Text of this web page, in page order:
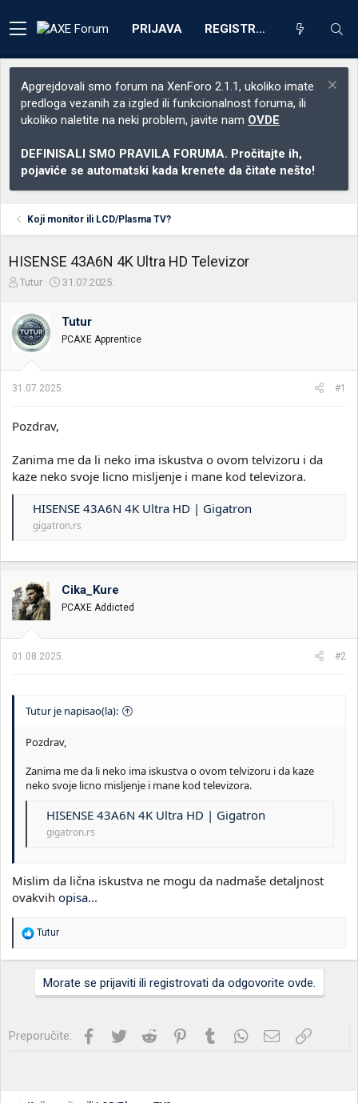
PRIJAVA REGISTRACIJA
Apgrejdovali smo forum na XenForo 2.1.1, ukoliko imate
predloga vezanih za izgled ili funkcionalnost foruma, ili
ukoliko naletite na neki problem, javite nam OVDE
DEFINISALI SMO PRAVILA FORUMA. Pročitajte ih,
pojaviće se automatski kada krenete da čitate nešto!
Koji monitor ili LCD/Plasma TV?
HISENSE 43A6N 4K Ultra HD Televizor
Z
e
t
n
i
k
m
Tutur
D
u
m
o
a
31.07.2025.
Tutur
PCAXE Apprentice
31.07.2025. #1
Pozdrav,
Zanima me da li neko ima iskustva o ovom telvizoru i da
kaze neko svoje licno misljenje i mane kod televizora.
HISENSE 43A6N 4K Ultra HD | Gigatron
gigatron.rs
Cika_Kure
PCAXE Addicted
01.08.2025. #2
Tutur je napisao(la):
Pozdrav,
Zanima me da li neko ima iskustva o ovom telvizoru i da kaze
neko svoje licno misljenje i mane kod televizora.
HISENSE 43A6N 4K Ultra HD | Gigatron
gigatron.rs
Mislim da lična iskustva ne mogu da nadmaše detaljnost
ovakvih opisa...
R
a
v
j
Tutur
Morate se prijaviti ili registrovati da odgovorite ovde.
Preporučite: Facebook
Twitter Reddit PinterestTumblrWhatsApp
Imejl Link